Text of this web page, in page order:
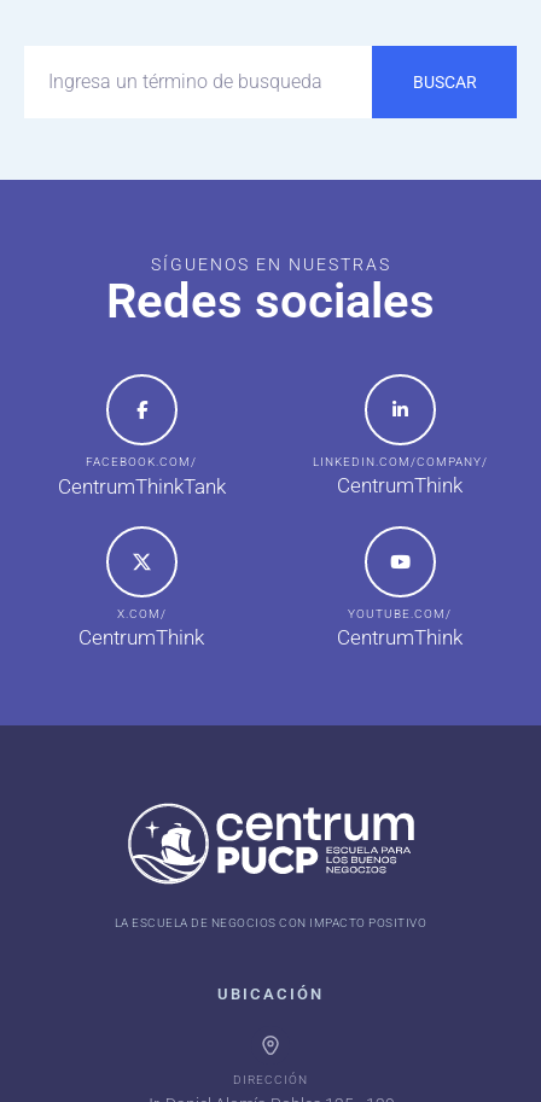
BUSCAR
SÍGUENOS EN NUESTRAS
Redes sociales
FACEBOOK.COM/
CentrumThinkTank
LINKEDIN.COM/COMPANY/
CentrumThink
X.COM/
CentrumThink
YOUTUBE.COM/
CentrumThink
LA ESCUELA DE NEGOCIOS CON IMPACTO POSITIVO
UBICACIÓN
DIRECCIÓN